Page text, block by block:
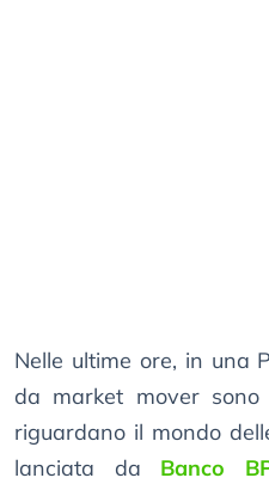
Nelle ultime ore, in una
da market mover
riguardano il mondo
lanciata da Banco